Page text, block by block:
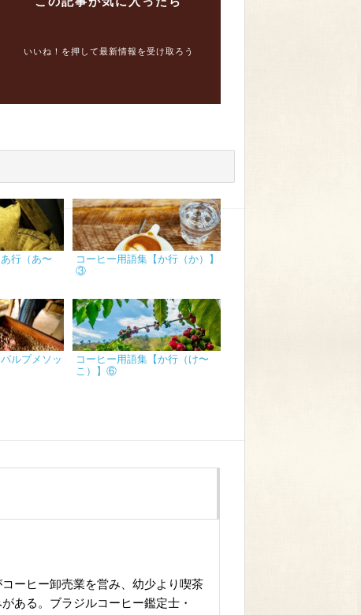
いいね！を押して最新情報を受け取ろう
行（あ〜
コーヒー用語集【か行（か）】
③
ルプメソッ
コーヒー用語集【か行（け〜
こ）】⑥
ーヒー卸売業を営み、幼少より喫茶
ある。ブラジルコーヒー鑑定士・